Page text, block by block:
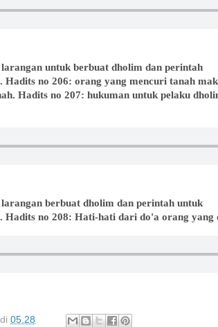
untuk berbuat dholim dan perintah
Hadits no 206: orang yang mencuri tanah
Hadits no 207: hukuman untuk pelaku
berbuat dholim dan perintah untuk
Hadits no 208: Hati-hati dari do'a orang yang
di 05.28